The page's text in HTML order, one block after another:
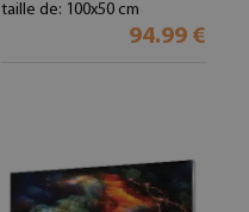
taille de: 100x50 cm
94.99 €